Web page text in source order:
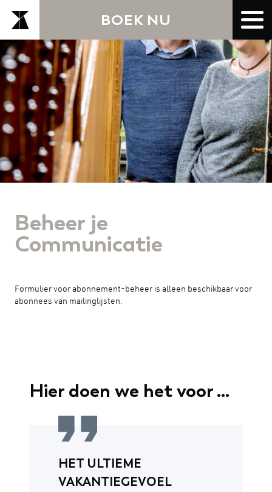
BOEK NU
Beheer je
Communicatie
Formulier voor abonnement-beheer is alleen beschikbaar voor
abonnees van mailinglijsten.
Hier doen we het voor ...
HET ULTIEME
VAKANTIEGEVOEL